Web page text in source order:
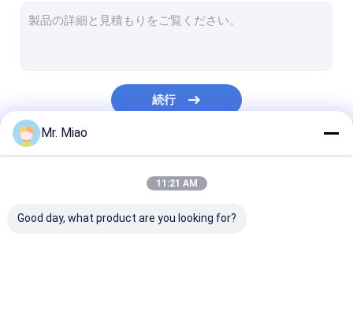
アルミニウムひれ付き管
続行
Mr. Miao
11:21 AM
Good day, what product are you looking for?